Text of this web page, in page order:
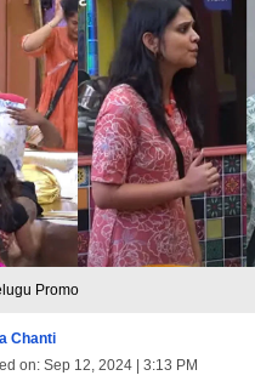
Promo
Chanti
on: Sep 12, 2024 | 3:13 PM